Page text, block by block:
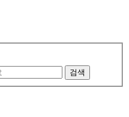
검색